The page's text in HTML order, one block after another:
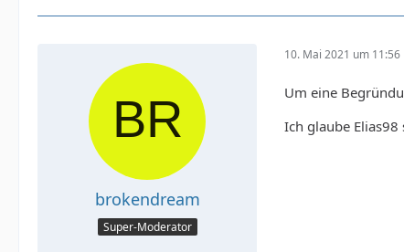
brokendream
Super-Moderator
10. Mai 2021 um 11:56
Um eine
Ich glaube